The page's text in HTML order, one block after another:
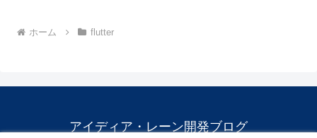
ホーム flutter
アイディア・レーン開発ブログ